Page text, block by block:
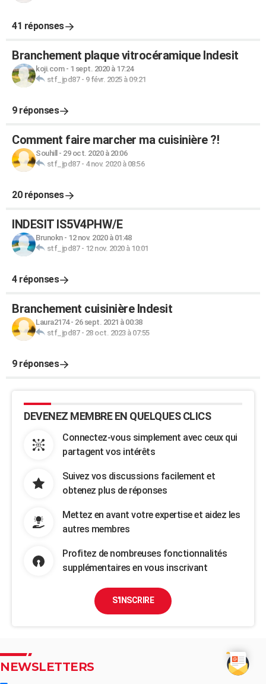
41 réponses
Branchement plaque vitrocéramique Indesit
koji.com- 1 sept. 2020 à 17:24
stf_jpd87- 9 févr. 2025 à 09:21
9 réponses
Comment faire marcher ma cuisinière ?!
Souhill - 29 oct. 2020 à 20:06
stf_jpd87- 4 nov. 2020 à 08:56
20 réponses
INDESIT IS5V4PHW/E
Brunokn- 12 nov. 2020 à 01:48
stf_jpd87- 12 nov. 2020 à 10:01
4 réponses
Branchement cuisinière Indesit
Laura2174- 26 sept. 2021 à 00:38
stf_jpd87- 28 oct. 2023 à 07:55
9 réponses
DEVENEZ MEMBRE EN QUELQUES CLICS
Connectez-vous simplement avec ceux qui
partagent vos intérêts
Suivez vos discussions facilement et
obtenez plus de réponses
Mettez en avant votre expertise et aidez les
autres membres
Profitez de nombreuses fonctionnalités
supplémentaires en vous inscrivant
S'INSCRIRE
NEWSLETTERS